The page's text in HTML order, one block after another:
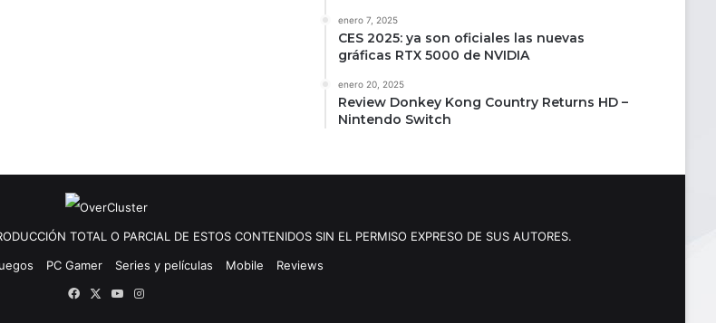
enero 7, 2025
CES 2025: ya son oficiales las nuevas
gráficas RTX 5000 de NVIDIA
enero 20, 2025
Review Donkey Kong Country Returns HD –
Nintendo Switch
TOTAL O PARCIAL DE ESTOS CONTENIDOS SIN EL PERMISO EXPRESO DE SUS AUTORES.
PC Gamer Series y películas Mobile
Reviews
FacebookYouTubeInstagram